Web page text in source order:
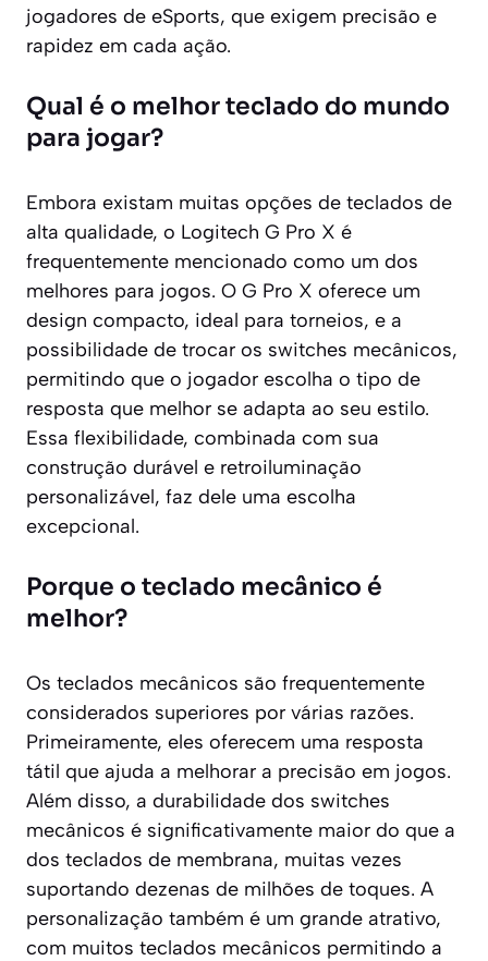
jogadores de eSports, que exigem precisão e
rapidez em cada ação.
Qual é o melhor teclado do mundo
para jogar?
Embora existam muitas opções de teclados de
alta qualidade, o Logitech G Pro X é
frequentemente mencionado como um dos
melhores para jogos. O G Pro X oferece um
design compacto, ideal para torneios, e a
possibilidade de trocar os switches mecânicos,
permitindo que o jogador escolha o tipo de
resposta que melhor se adapta ao seu estilo.
Essa flexibilidade, combinada com sua
construção durável e retroiluminação
personalizável, faz dele uma escolha
excepcional.
Porque o teclado mecânico é
melhor?
Os teclados mecânicos são frequentemente
considerados superiores por várias razões.
Primeiramente, eles oferecem uma resposta
tátil que ajuda a melhorar a precisão em jogos.
Além disso, a durabilidade dos switches
mecânicos é significativamente maior do que a
dos teclados de membrana, muitas vezes
suportando dezenas de milhões de toques. A
personalização também é um grande atrativo,
com muitos teclados mecânicos permitindo a